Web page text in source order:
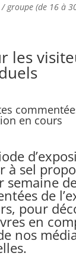
groupe (de 16 à
les
en cours
à sel
semaine
de
pour
en
nos